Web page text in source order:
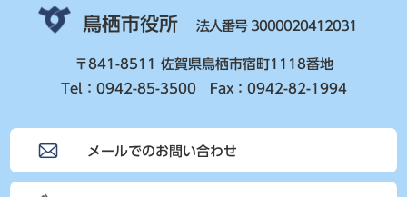
鳥栖市役所 法人番号 3000020412031
〒841-8511 佐賀県鳥栖市宿町1118番地
Tel：0942-85-3500 Fax：0942-82-1994
メールでのお問い合わせ